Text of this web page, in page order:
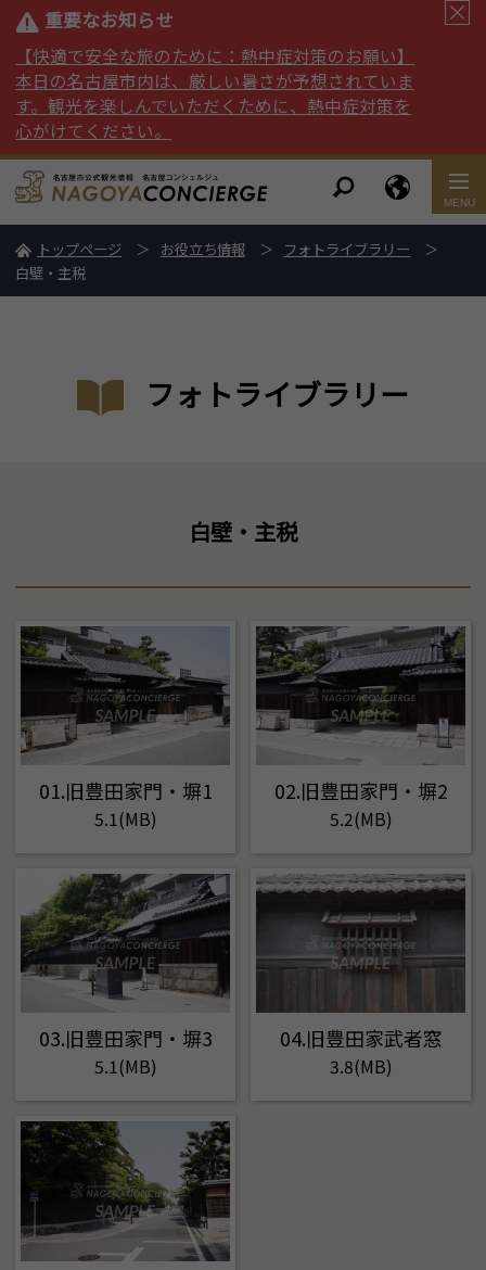
重要なお知らせ
【快適で安全な旅のために：熱中症対策のお願い】
本日の名古屋市内は、厳しい暑さが予想されていま
す。観光を楽しんでいただくために、熱中症対策を
心がけてください。
トップページ お役立ち情報
フォトライブラリー
白壁・主税
フォトライブラリー
白壁・主税
01.旧豊田家門・塀1
5.1(MB)
02.旧豊田家門・塀2
5.2(MB)
03.旧豊田家門・塀3
5.1(MB)
04.旧豊田家武者窓
3.8(MB)